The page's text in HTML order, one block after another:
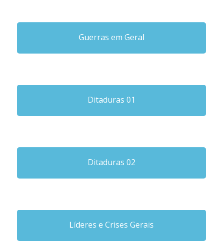
Guerras em Geral
Ditaduras 01
Ditaduras 02
Líderes e Crises Gerais